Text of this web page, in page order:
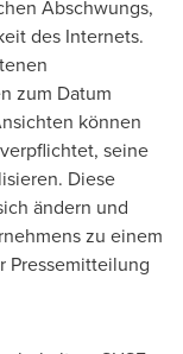
Abschwungs,
des Internets.
zum Datum
können
seine
Diese
ändern und
zu einem
Pressemitteilung